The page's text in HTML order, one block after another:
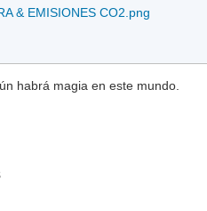
& EMISIONES CO2.png
habrá magia en este mundo.